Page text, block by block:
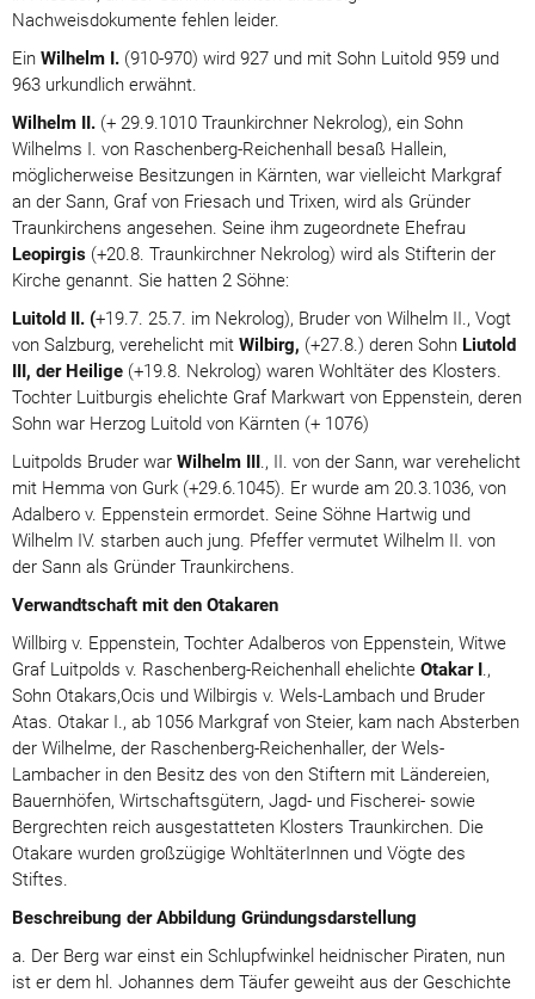
Nachweisdokumente fehlen leider.
Ein Wilhelm I. (910-970) wird 927 und mit Sohn Luitold 959 und
963 urkundlich erwähnt.
Wilhelm II. (+ 29.9.1010 Traunkirchner Nekrolog), ein Sohn
Wilhelms I. von Raschenberg-Reichenhall besaß Hallein,
möglicherweise Besitzungen in Kärnten, war vielleicht Markgraf
an der Sann, Graf von Friesach und Trixen, wird als Gründer
Traunkirchens angesehen. Seine ihm zugeordnete Ehefrau
Leopirgis (+20.8. Traunkirchner Nekrolog) wird als Stifterin der
Kirche genannt. Sie hatten 2 Söhne:
Luitold II. (+19.7. 25.7. im Nekrolog), Bruder von Wilhelm II., Vogt
von Salzburg, verehelicht mit Wilbirg, (+27.8.) deren Sohn Liutold
III, der Heilige (+19.8. Nekrolog) waren Wohltäter des Klosters.
Tochter Luitburgis ehelichte Graf Markwart von Eppenstein, deren
Sohn war Herzog Luitold von Kärnten (+ 1076)
Luitpolds Bruder war Wilhelm III., II. von der Sann, war verehelicht
mit Hemma von Gurk (+29.6.1045). Er wurde am 20.3.1036, von
Adalbero v. Eppenstein ermordet. Seine Söhne Hartwig und
Wilhelm IV. starben auch jung. Pfeffer vermutet Wilhelm II. von
der Sann als Gründer Traunkirchens.
Verwandtschaft mit den Otakaren
Willbirg v. Eppenstein, Tochter Adalberos von Eppenstein, Witwe
Graf Luitpolds v. Raschenberg-Reichenhall ehelichte Otakar I.,
Sohn Otakars,Ocis und Wilbirgis v. Wels-Lambach und Bruder
Atas. Otakar I., ab 1056 Markgraf von Steier, kam nach Absterben
der Wilhelme, der Raschenberg-Reichenhaller, der Wels-
Lambacher in den Besitz des von den Stiftern mit Ländereien,
Bauernhöfen, Wirtschaftsgütern, Jagd- und Fischerei- sowie
Bergrechten reich ausgestatteten Klosters Traunkirchen. Die
Otakare wurden großzügige WohltäterInnen und Vögte des
Stiftes.
Beschreibung der Abbildung Gründungsdarstellung
a. Der Berg war einst ein Schlupfwinkel heidnischer Piraten, nun
ist er dem hl. Johannes dem Täufer geweiht aus der Geschichte